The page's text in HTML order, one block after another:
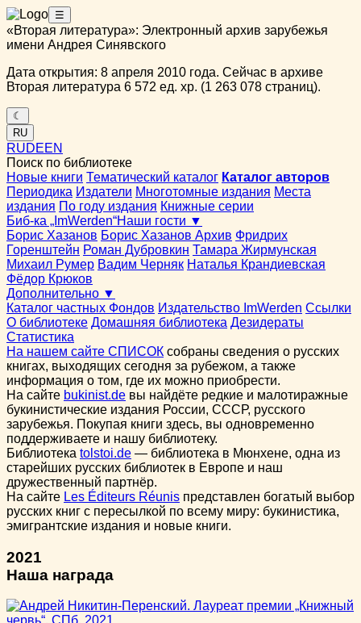
☰
«Вторая литература»: Электронный архив зарубежья
имени Андрея Синявского
Дата открытия: 8 апреля 2010 года. Сейчас в архиве
Вторая литература 6 572 ед. хр. (1 263 078 страниц).
☾
RU
RUDEEN
Поиск по библиотеке
Новые книги Тематический каталог Каталог авторов
Периодика Издатели Многотомные издания Места
издания По году издания Книжные серии
Биб-ка „ImWerden“Наши гости ▼
Борис Хазанов Борис Хазанов Архив Фридрих
Горенштейн Роман Дубровкин Тамара Жирмунская
Михаил Румер Вадим Черняк Наталья Крандиевская
Фёдор Крюков
Дополнительно ▼
Каталог частных Фондов Издательство ImWerden Ссылки
О библиотеке Домашняя библиотека Дезидераты
Статистика
На нашем сайте СПИСОК собраны сведения о русских
книгах, выходящих сегодня за рубежом, а также
информация о том, где их можно приобрести.
На сайте bukinist.de вы найдёте редкие и малотиражные
букинистические издания России, СССР, русского
зарубежья. Покупая книги здесь, вы одновременно
поддерживаете и нашу библиотеку.
Библиотека tolstoi.de — библиотека в Мюнхене, одна из
старейших русских библиотек в Европе и наш
дружественный партнёр.
На сайте Les Éditeurs Réunis представлен богатый выбор
русских книг с пересылкой по всему миру: букинистика,
эмигрантские издания и новые книги.
2021
Наша награда